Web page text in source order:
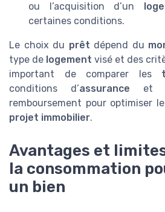
ou l’acquisition d’un
certaines conditions.
Le choix du prêt dépend du
type de logement visé et des
important de comparer les
conditions d’assurance et
remboursement pour optimiser
projet immobilier.
Avantages et
la consommation
un bien